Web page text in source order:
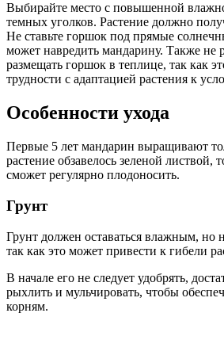
Выбирайте место с повышенной
темных уголков. Растение должно
Не ставьте горшок под прямые
может навредить мандарину. Также не
размещать горшок в теплице, так как
трудности с адаптацией растения к
Особенности ухода
Первые 5 лет мандарин выращивают
растение обзавелось зеленой листвой,
сможет регулярно плодоносить.
Грунт
Грунт должен оставаться влажным, но
так как это может привести к гибели
В начале его не следует удобрять,
рыхлить и мульчировать, чтобы
корням.